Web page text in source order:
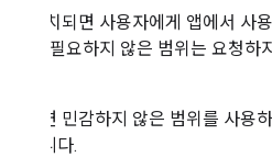
앱이 설치되면 사용자에게 앱에서
고 앱에 필요하지 않은 범위는 요청
가능하면 민감하지 않은 범위를 사
제한합니다.